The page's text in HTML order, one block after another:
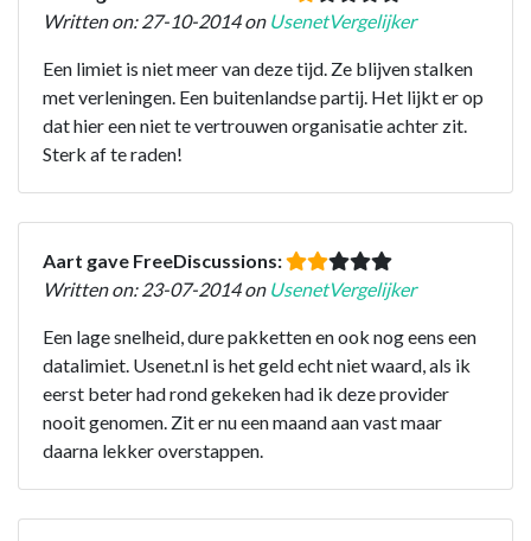
Written on: 27-10-2014 on UsenetVergelijker
Een limiet is niet meer van deze tijd. Ze blijven stalken
met verleningen. Een buitenlandse partij. Het lijkt er op
dat hier een niet te vertrouwen organisatie achter zit.
Sterk af te raden!
Aart gave FreeDiscussions:
Written on: 23-07-2014 on UsenetVergelijker
Een lage snelheid, dure pakketten en ook nog eens een
datalimiet. Usenet.nl is het geld echt niet waard, als ik
eerst beter had rond gekeken had ik deze provider
nooit genomen. Zit er nu een maand aan vast maar
daarna lekker overstappen.